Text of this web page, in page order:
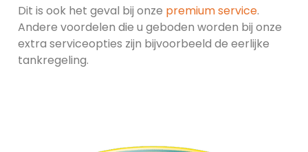
Dit is ook het geval bij onze premium service.
Andere voordelen die u geboden worden bij onze
extra serviceopties zijn bijvoorbeeld de eerlijke
tankregeling.